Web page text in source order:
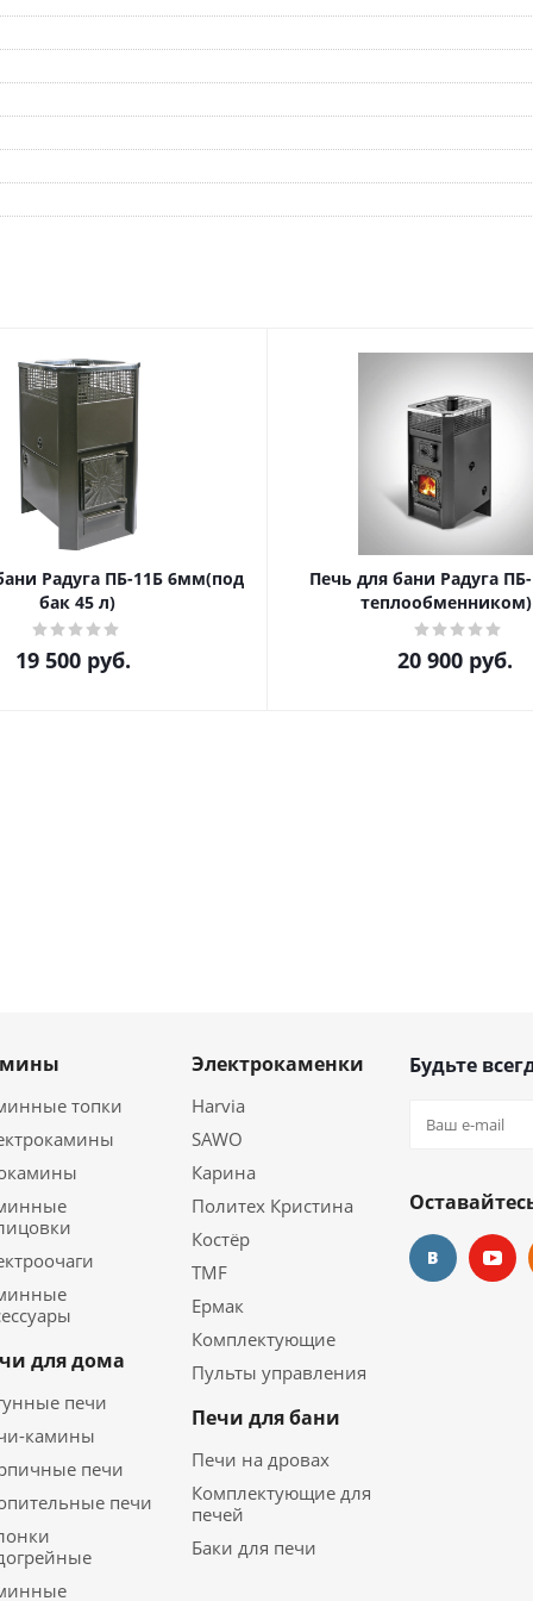
Радуга ПБ-11Б 6мм(под
бак 45 л)
19 500руб.
Печь для бани Радуга
20 900руб.
топки
для дома
печи
камины
печи
печи
Электрокаменки
Harvia
SAWO
Карина
Политех Кристина
Костёр
TMF
Ермак
Комплектующие
Пульты управления
Печи для бани
Печи на дровах
Комплектующие для
печей
Баки для печи
Будьте